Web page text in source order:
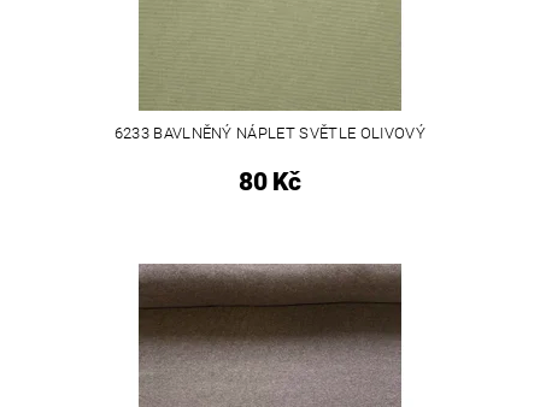
6233 BAVLNĚNÝ NÁPLET SVĚTLE OLIVOVÝ
80 Kč